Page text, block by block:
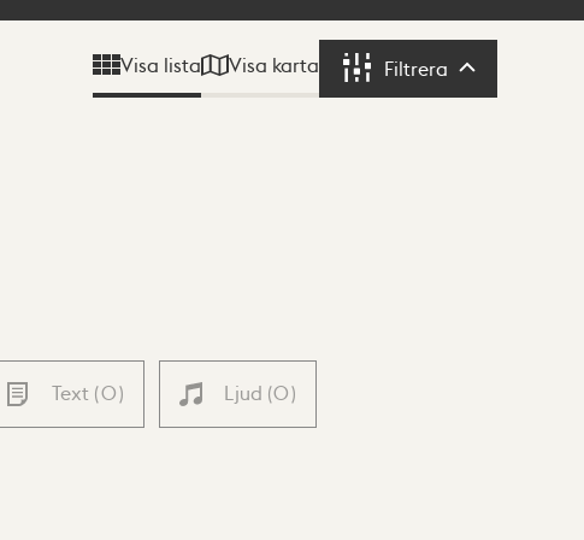
Visa lista Visa karta Filtrera Filtrera
Text (0) Ljud (0)